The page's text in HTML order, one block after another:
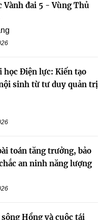
Vành đai 5 - Vùng Thủ
học Điện lực: Kiến tạo
sinh từ tư duy quản trị
toán tăng trưởng, bảo
an ninh năng lượng
Hồng và cuộc tái